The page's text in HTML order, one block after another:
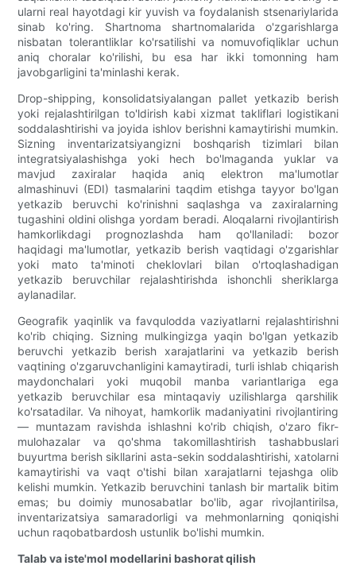
ularni real hayotdagi kir yuvish va foydalanish stsenariylarida
sinab ko'ring. Shartnoma shartnomalarida o'zgarishlarga
nisbatan tolerantliklar ko'rsatilishi va nomuvofiqliklar uchun
aniq choralar ko'rilishi, bu esa har ikki tomonning ham
javobgarligini ta'minlashi kerak.
Drop-shipping, konsolidatsiyalangan pallet yetkazib berish
yoki rejalashtirilgan to'ldirish kabi xizmat takliflari logistikani
soddalashtirishi va joyida ishlov berishni kamaytirishi mumkin.
Sizning inventarizatsiyangizni boshqarish tizimlari bilan
integratsiyalashishga yoki hech bo'lmaganda yuklar va
mavjud zaxiralar haqida aniq elektron ma'lumotlar
almashinuvi (EDI) tasmalarini taqdim etishga tayyor bo'lgan
yetkazib beruvchi ko'rinishni saqlashga va zaxiralarning
tugashini oldini olishga yordam beradi. Aloqalarni rivojlantirish
hamkorlikdagi prognozlashda ham qo'llaniladi: bozor
haqidagi ma'lumotlar, yetkazib berish vaqtidagi o'zgarishlar
yoki mato ta'minoti cheklovlari bilan o'rtoqlashadigan
yetkazib beruvchilar rejalashtirishda ishonchli sheriklarga
aylanadilar.
Geografik yaqinlik va favqulodda vaziyatlarni rejalashtirishni
ko'rib chiqing. Sizning mulkingizga yaqin bo'lgan yetkazib
beruvchi yetkazib berish xarajatlarini va yetkazib berish
vaqtining o'zgaruvchanligini kamaytiradi, turli ishlab chiqarish
maydonchalari yoki muqobil manba variantlariga ega
yetkazib beruvchilar esa mintaqaviy uzilishlarga qarshilik
ko'rsatadilar. Va nihoyat, hamkorlik madaniyatini rivojlantiring
— muntazam ravishda ishlashni ko'rib chiqish, o'zaro fikr-
mulohazalar va qo'shma takomillashtirish tashabbuslari
buyurtma berish sikllarini asta-sekin soddalashtirishi, xatolarni
kamaytirishi va vaqt o'tishi bilan xarajatlarni tejashga olib
kelishi mumkin. Yetkazib beruvchini tanlash bir martalik bitim
emas; bu doimiy munosabatlar bo'lib, agar rivojlantirilsa,
inventarizatsiya samaradorligi va mehmonlarning qoniqishi
uchun raqobatbardosh ustunlik bo'lishi mumkin.
Talab va iste'mol modellarini bashorat qilish